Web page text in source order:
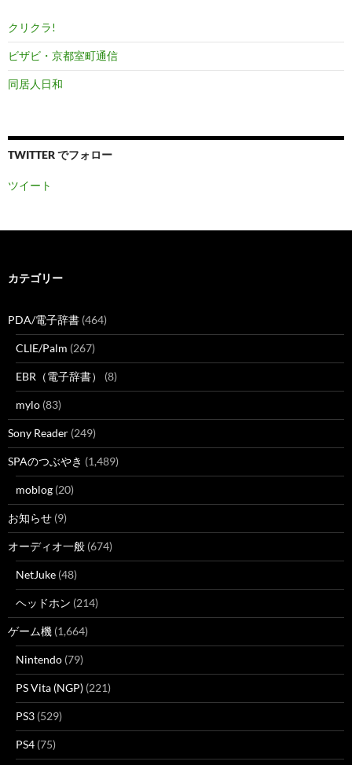
クリクラ!
ビザビ・京都室町通信
同居人日和
TWITTER でフォロー
ツイート
カテゴリー
PDA/電子辞書 (464)
CLIE/Palm (267)
EBR（電子辞書） (8)
mylo (83)
Sony Reader (249)
SPAのつぶやき (1,489)
moblog (20)
お知らせ (9)
オーディオ一般 (674)
NetJuke (48)
ヘッドホン (214)
ゲーム機 (1,664)
Nintendo (79)
PS Vita (NGP) (221)
PS3 (529)
PS4 (75)